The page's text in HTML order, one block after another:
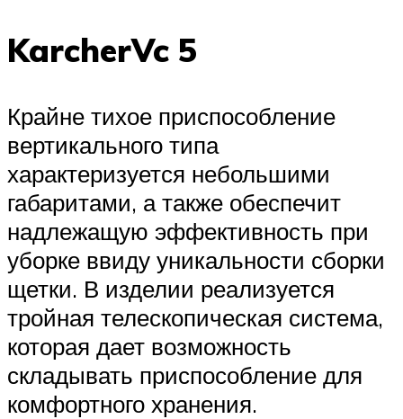
KarcherVc 5
Крайне тихое приспособление
вертикального типа
характеризуется небольшими
габаритами, а также обеспечит
надлежащую эффективность при
уборке ввиду уникальности сборки
щетки. В изделии реализуется
тройная телескопическая система,
которая дает возможность
складывать приспособление для
комфортного хранения.